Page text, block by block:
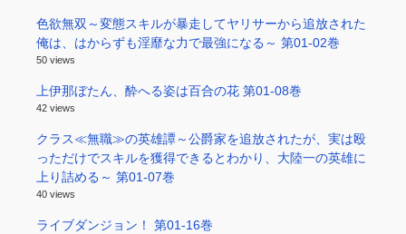
色欲無双～変態スキルが暴走してヤリサーから追放された
俺は、はからずも淫靡な力で最強になる～ 第01-02巻
50 views
上伊那ぼたん、酔へる姿は百合の花 第01-08巻
42 views
クラス≪無職≫の英雄譚～公爵家を追放されたが、実は殴
っただけでスキルを獲得できるとわかり、大陸一の英雄に
上り詰める～ 第01-07巻
40 views
ライブダンジョン！ 第01-16巻